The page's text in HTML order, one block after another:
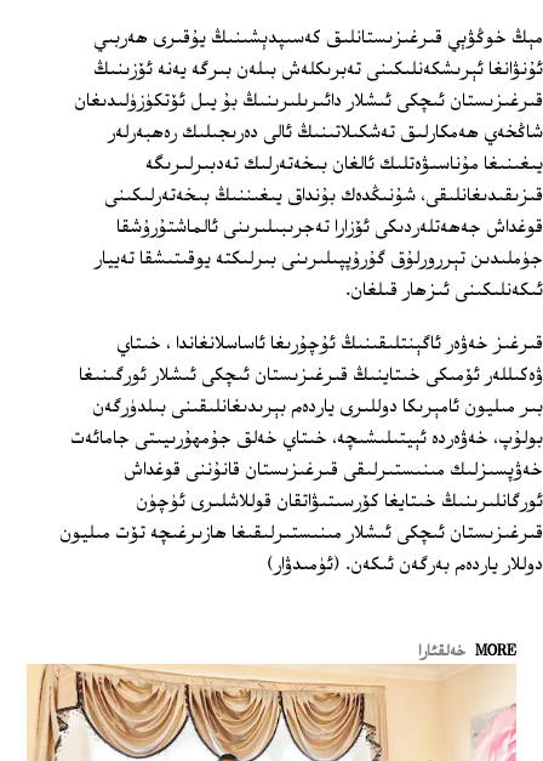
مېڭ خوڭۋېي قىرغىزىستانلىق كەسىپدېشىنىڭ يۇقىرى ھەربىي
ئۇنۋانغا ئېرىشكەنلىكىنى تەبرىكلەش بىلەن بىرگە يەنە ئۆزىنىڭ
قىرغىزىستان ئىچكى ئىشلار دائىرىلىرىنىڭ بۇ يىل ئۆتكۈزۈلىدىغان
شاڭخەي ھەمكارلىق تەشكىلاتىنىڭ ئالى دەرىجىلىك رەھبەرلەر
يىغىنىغا مۇناسىۋەتلىك ئالغان بىخەتەرلىك تەدبىرلىرىگە
قىزىقىدىغانلىقى، شۇنىڭدەك بۇنداق يىغىننىڭ بىخەتەرلىكىنى
قوغداش جەھەتلەردىكى ئۆزارا تەجرىبىلىرىنى ئالماشتۇرۇشقا
جۈملىدىن تېررورلۇق گۇرۇپپىلىرىنى بىرلىكتە يوقىتىشقا تەييار
ئىكەنلىكىنى ئىزھار قىلغان.
قىرغىز خەۋەر ئاگېنتلىقىنىڭ ئۇچۇرىغا ئاساسلانغاندا ، خىتاي
ۋەكىللەر ئۆمىكى خىتاينىڭ قىرغىزىستان ئىچكى ئىشلار ئورگىنىغا
بىر مىليون ئامېرىكا دوللىرى ياردەم بېرىدىغانلىقىنى بىلدۈرگەن
بولۇپ، خەۋەردە ئېيتىلىشىچە، خىتاي خەلق جۇمھۇرىيىتى جامائەت
خەۋپسىزلىك مىنىستىرلىقى قىرغىزىستان قانۇننى قوغداش
ئورگانلىرىنىڭ خىتايغا كۆرسىتىۋاتقان قوللاشلىرى ئۈچۈن
قىرغىزىستان ئىچكى ئىشلار مىنىستىرلىقىغا ھازىرغىچە تۆت مىليون
دوللار ياردەم بەرگەن ئىكەن. (ئۈمىدۋار)
MORE خەلقئارا